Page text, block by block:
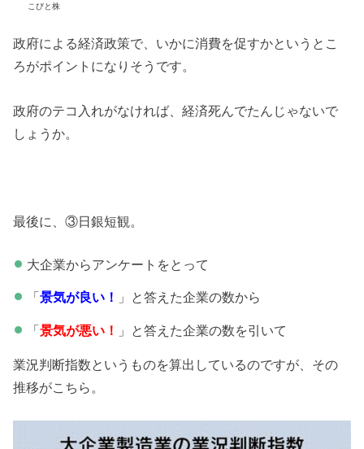
こびと株
政府による経済政策で、いかに消費を促すかというとこ
ろがポイントになりそうです。
政府のテコ入れがなければ、経済死んでたんじゃないで
しょうか。
最後に、③日銀短観。
大企業からアンケートをとって
「景気が良い！ 」と答えた企業の数から
「景気が悪い！ 」と答えた企業の数を引いて
業況判断指数というものを算出しているのですが、その
推移がこちら。